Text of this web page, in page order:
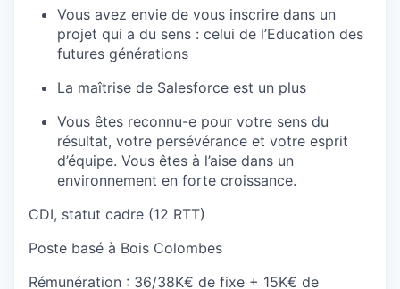
Vous avez envie de vous inscrire dans un
projet qui a du sens : celui de l’Education des
futures générations
La maîtrise de Salesforce est un plus
Vous êtes reconnu-e pour votre sens du
résultat, votre persévérance et votre esprit
d’équipe. Vous êtes à l’aise dans un
environnement en forte croissance.
CDI, statut cadre (12 RTT)
Poste basé à Bois Colombes
Rémunération : 36/38K€ de fixe + 15K€ de